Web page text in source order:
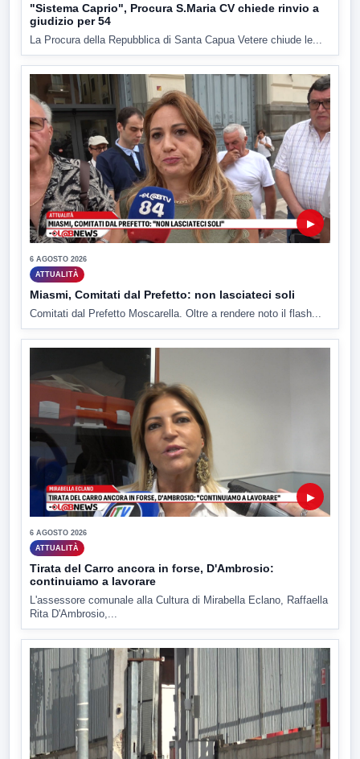
"Sistema Caprio", Procura S.Maria CV chiede rinvio a
giudizio per 54
La Procura della Repubblica di Santa Capua Vetere chiude le...
▶
6 AGOSTO 2026
ATTUALITÀ
Miasmi, Comitati dal Prefetto: non lasciateci soli
Comitati dal Prefetto Moscarella. Oltre a rendere noto il flash...
▶
6 AGOSTO 2026
ATTUALITÀ
Tirata del Carro ancora in forse, D'Ambrosio:
continuiamo a lavorare
L'assessore comunale alla Cultura di Mirabella Eclano, Raffaella
Rita D'Ambrosio,...